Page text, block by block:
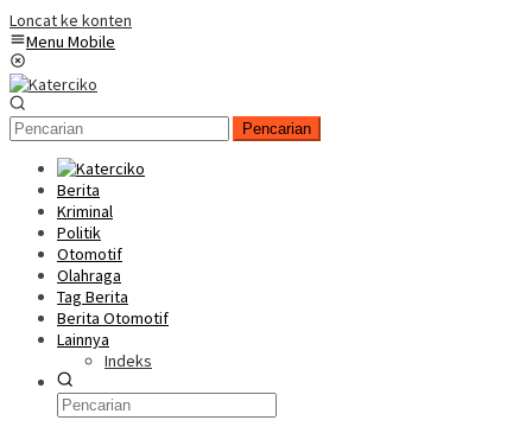
Loncat ke konten
Menu Mobile
Pencarian
Berita
Kriminal
Politik
Otomotif
Olahraga
Tag Berita
Berita Otomotif
Lainnya
Indeks